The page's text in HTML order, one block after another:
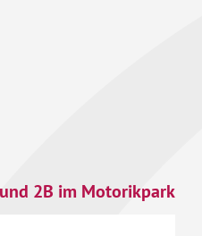
2B im Motorikpark